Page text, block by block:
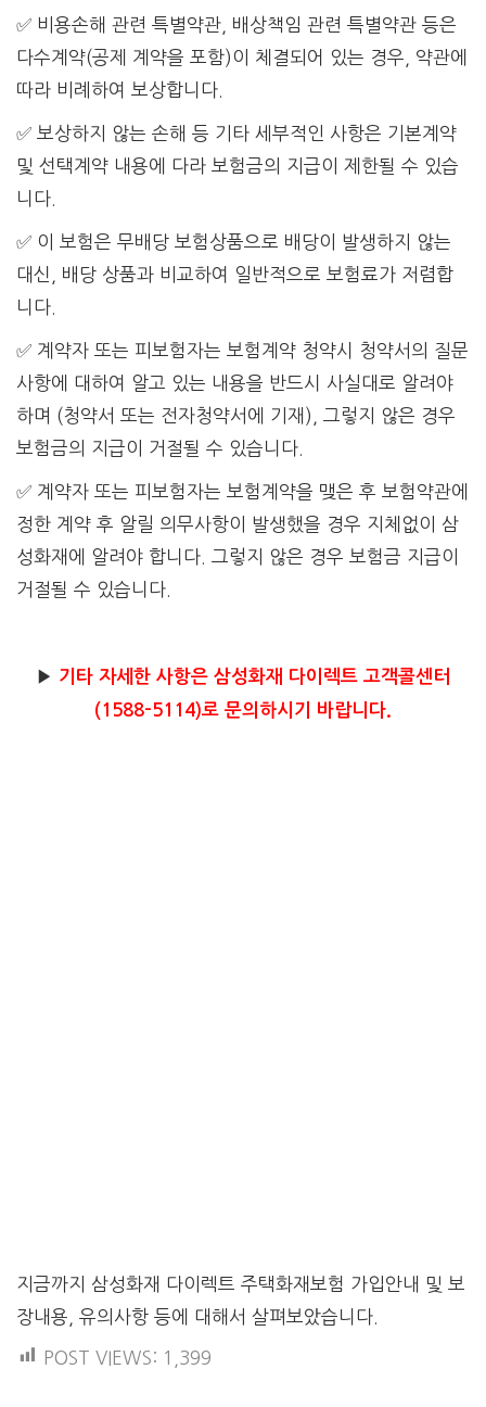
✅ 비용손해 관련 특별약관, 배상책임 관련 특별약관 등은
다수계약(공제 계약을 포함)이 체결되어 있는 경우, 약관에
따라 비례하여 보상합니다.
✅ 보상하지 않는 손해 등 기타 세부적인 사항은 기본계약
및 선택계약 내용에 다라 보험금의 지급이 제한될 수 있습
니다.
✅ 이 보험은 무배당 보험상품으로 배당이 발생하지 않는
대신, 배당 상품과 비교하여 일반적으로 보험료가 저렴합
니다.
✅ 계약자 또는 피보험자는 보험계약 청약시 청약서의 질문
사항에 대하여 알고 있는 내용을 반드시 사실대로 알려야
하며 (청약서 또는 전자청약서에 기재), 그렇지 않은 경우
보험금의 지급이 거절될 수 있습니다.
✅ 계약자 또는 피보험자는 보험계약을 맺은 후 보험약관에
정한 계약 후 알릴 의무사항이 발생했을 경우 지체없이 삼
성화재에 알려야 합니다. 그렇지 않은 경우 보험금 지급이
거절될 수 있습니다.
▶ 기타 자세한 사항은 삼성화재 다이렉트 고객콜센터
(1588-5114)로 문의하시기 바랍니다.
지금까지 삼성화재 다이렉트 주택화재보험 가입안내 및 보
장내용, 유의사항 등에 대해서 살펴보았습니다.
POST VIEWS: 1,399